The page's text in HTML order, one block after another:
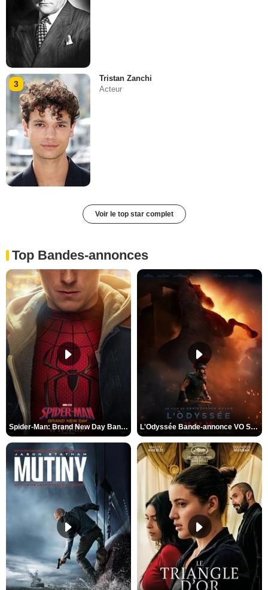
3
Tristan Zanchi
Acteur
Voir le top star complet
Top Bandes-annonces
Spider-Man: Brand New Day Bande-annonce VO STFR L'Odyssée Bande-annonce VO STFR